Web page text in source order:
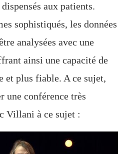
aux patients.
sophistiqués, les données
analysées avec une
ainsi une capacité de
et plus fiable. A ce sujet,
une conférence très
Villani à ce sujet :